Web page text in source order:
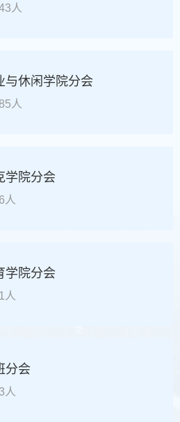
人
与休闲学院分会
人
学院分会
人
学院分会
人
分会
人